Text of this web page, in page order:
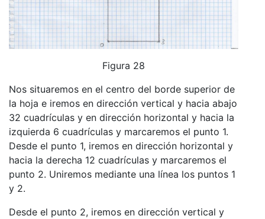
Figura 28
Nos situaremos en el centro del borde superior de
la hoja e iremos en dirección vertical y hacia abajo
32 cuadrículas y en dirección horizontal y hacia la
izquierda 6 cuadrículas y marcaremos el punto 1.
Desde el punto 1, iremos en dirección horizontal y
hacia la derecha 12 cuadrículas y marcaremos el
punto 2. Uniremos mediante una línea los puntos 1
y 2.
Desde el punto 2, iremos en dirección vertical y